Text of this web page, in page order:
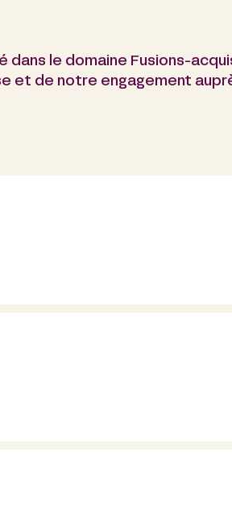
dans le domaine Fusions-
et de notre engagement